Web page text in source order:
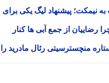
پیشنهاد لیگ یکی برای
از جمع آبی ها کنار
منچسترسیتی رئال مادرید را